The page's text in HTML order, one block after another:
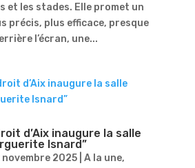
et les stades. Elle promet un
précis, plus efficace, presque
l’écran, une...
d’Aix inaugure la salle
Isnard”
novembre 2025| A la une,